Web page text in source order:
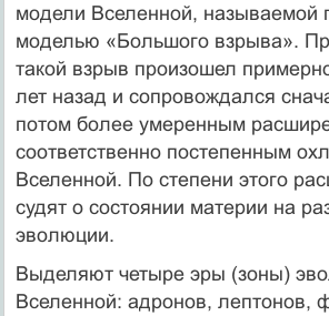
модели Вселенной, называемой
моделью «Большого взрыва».
такой взрыв произошел
лет назад и сопровождался
потом более умеренным
соответственно постепенным
Вселенной. По степени этого
судят о состоянии материи на
эволюции.
Выделяют четыре эры (зоны)
Вселенной: адронов, лептонов,